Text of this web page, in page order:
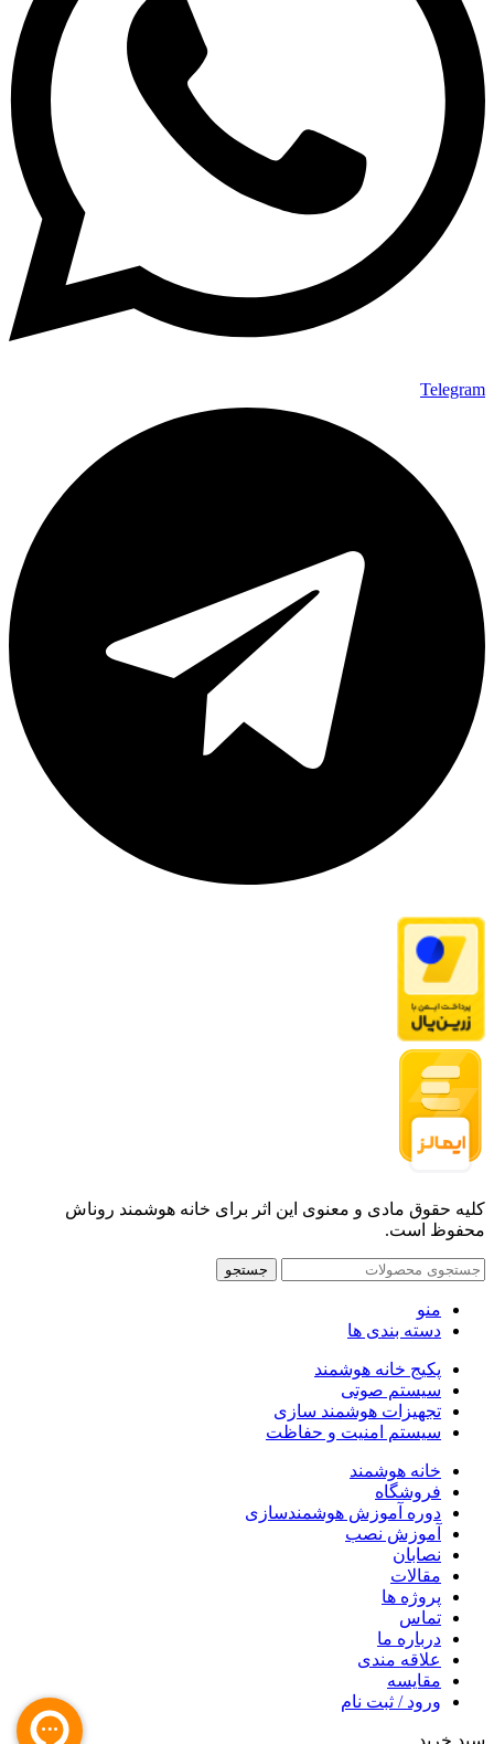
Telegram
کلیه حقوق مادی و معنوی این اثر برای خانه هوشمند روناش
محفوظ است.
جستجو
منو
دسته بندی ها
پکیج خانه هوشمند
سیستم صوتی
تجهیزات هوشمند سازی
سیستم امنیت و حفاظت
خانه هوشمند
فروشگاه
دوره آموزش هوشمندسازی
آموزش نصب
نصابان
مقالات
پروژه ها
تماس
درباره ما
علاقه مندی
مقایسه
ورود / ثبت نام